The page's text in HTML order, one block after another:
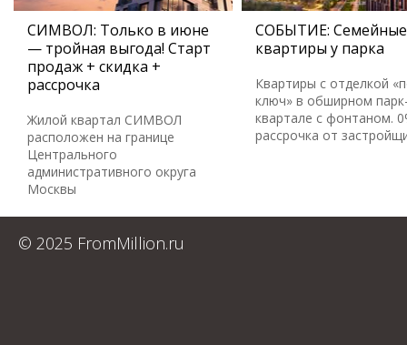
СИМВОЛ: Только в июне
— тройная выгода! Старт
продаж + скидка +
рассрочка
Жилой квартал СИМВОЛ
расположен на границе
Центрального
административного округа
Москвы
СОБЫТИЕ: Семейные
квартиры у парка
Квартиры с отделкой
ключ» в обширном
квартале с фонтаном.
рассрочка от
© 2025 FromMillion.ru